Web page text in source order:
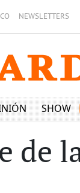
NEWSLETTERS
SHOW
de